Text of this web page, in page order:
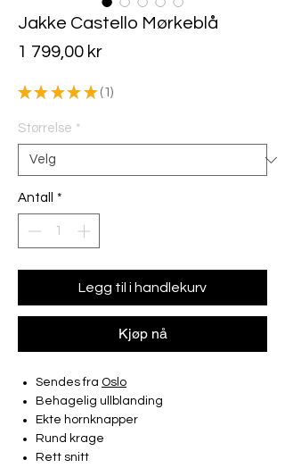
Jakke Castello Mørkeblå
1 799,00 krPris
★ ★ ★ ★ ★ 1
1
Størrelse *
Antall *
Legg til i handlekurv
Kjøp nå
Sendes fra Oslo
Behagelig ullblanding
Ekte hornknapper
Rund krage
Rett snitt